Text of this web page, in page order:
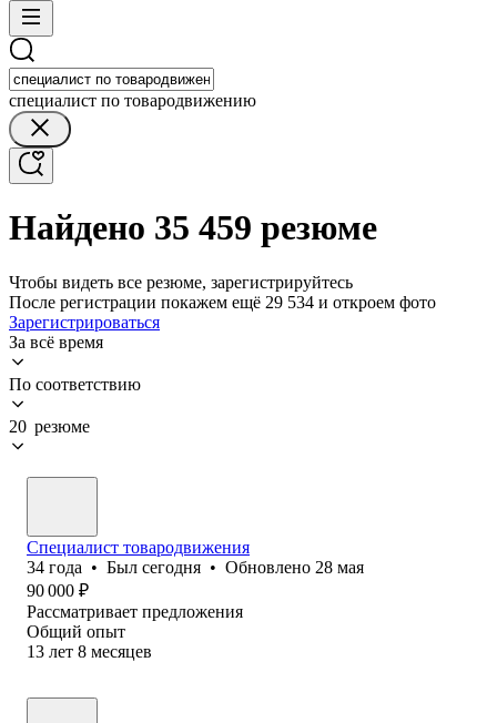
специалист по товародвижению
Найдено 35 459 резюме
Чтобы видеть все резюме, зарегистрируйтесь
После регистрации покажем ещё 29 534 и откроем фото
Зарегистрироваться
За всё время
По соответствию
20 резюме
Специалист товародвижения
34 года • Был сегодня • Обновлено 28 мая
90 000 ₽
Рассматривает предложения
Общий опыт
13 лет 8 месяцев